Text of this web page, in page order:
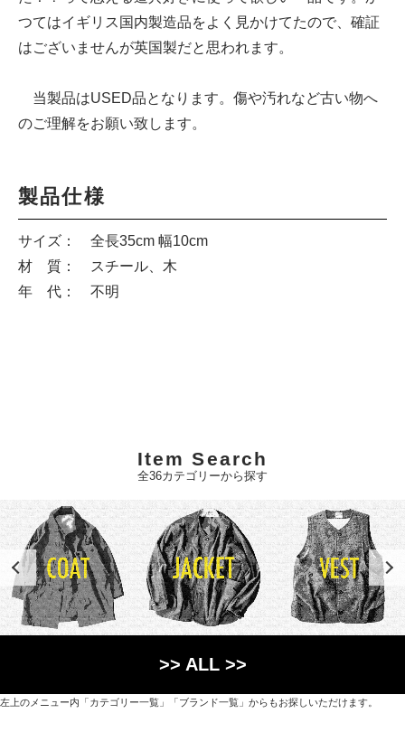
つてはイギリス国内製造品をよく見かけてたので、確証
はございませんが英国製だと思われます。
当製品はUSED品となります。傷や汚れなど古い物へ
のご理解をお願い致します。
製品仕様
サイズ： 全長35cm 幅10cm
材 質： スチール、木
年 代： 不明
Item Search
全36カテゴリーから探す
>> ALL >>
左上のメニュー内「カテゴリー一覧」「ブランド一覧」からもお探しいただけます。